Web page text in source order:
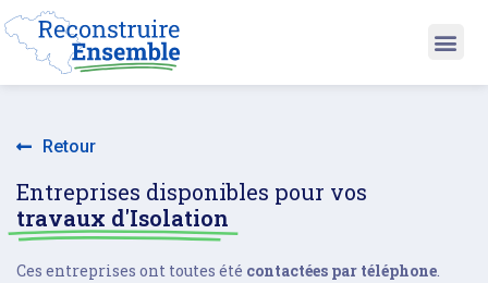
Retour
Entreprises disponibles pour vos
travaux d'Isolation
Ces entreprises ont toutes été contactées par téléphone